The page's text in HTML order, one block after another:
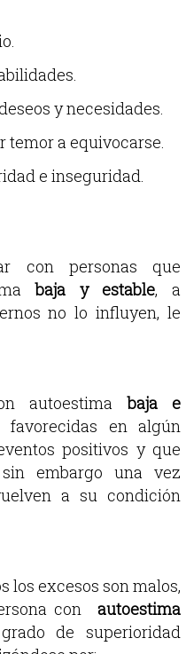
y necesidades.
temor a equivocarse.
e inseguridad.
con personas que
baja y estable, a
no lo influyen, le
autoestima baja e
favorecidas en algún
positivos y que
embargo una vez
a su condición
los excesos son malos,
con autoestima
de superioridad